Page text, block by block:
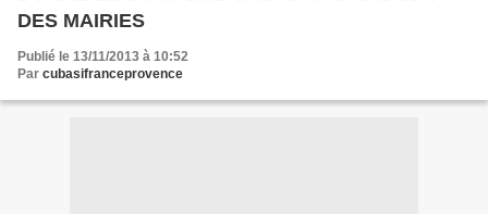
DES MAIRIES
Publié le 13/11/2013 à 10:52
Par cubasifranceprovence